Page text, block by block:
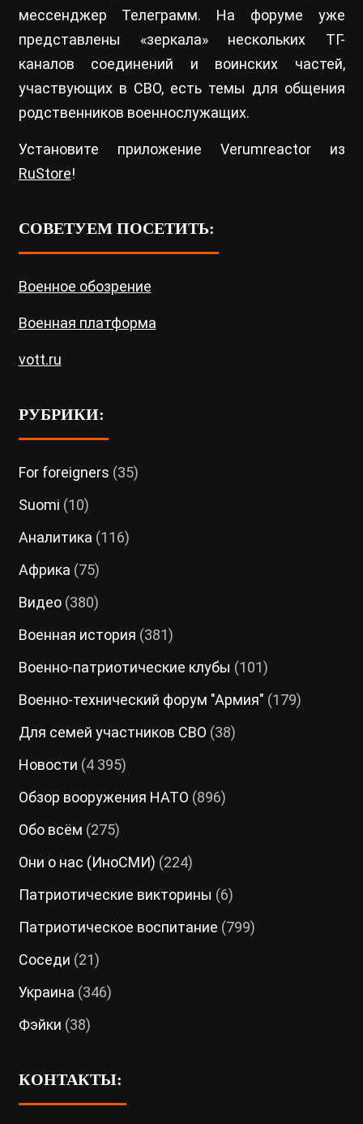
мессенджер Телеграмм. На форуме уже
представлены «зеркала» нескольких ТГ-
каналов соединений и воинских частей,
участвующих в СВО, есть темы для общения
родственников военнослужащих.
Установите приложение Verumreactor из
RuStore!
СОВЕТУЕМ ПОСЕТИТЬ:
Военное обозрение
Военная платформа
vott.ru
РУБРИКИ:
For foreigners (35)
Suomi (10)
Аналитика (116)
Африка (75)
Видео(380)
Военная история (381)
Военно-патриотические клубы (101)
Военно-технический форум "Армия" (179)
Для семей участников СВО (38)
Новости (4 395)
Обзор вооружения НАТО (896)
Обо всём (275)
Они о нас (ИноСМИ) (224)
Патриотические викторины (6)
Патриотическое воспитание (799)
Соседи (21)
Украина (346)
Фэйки (38)
КОНТАКТЫ: